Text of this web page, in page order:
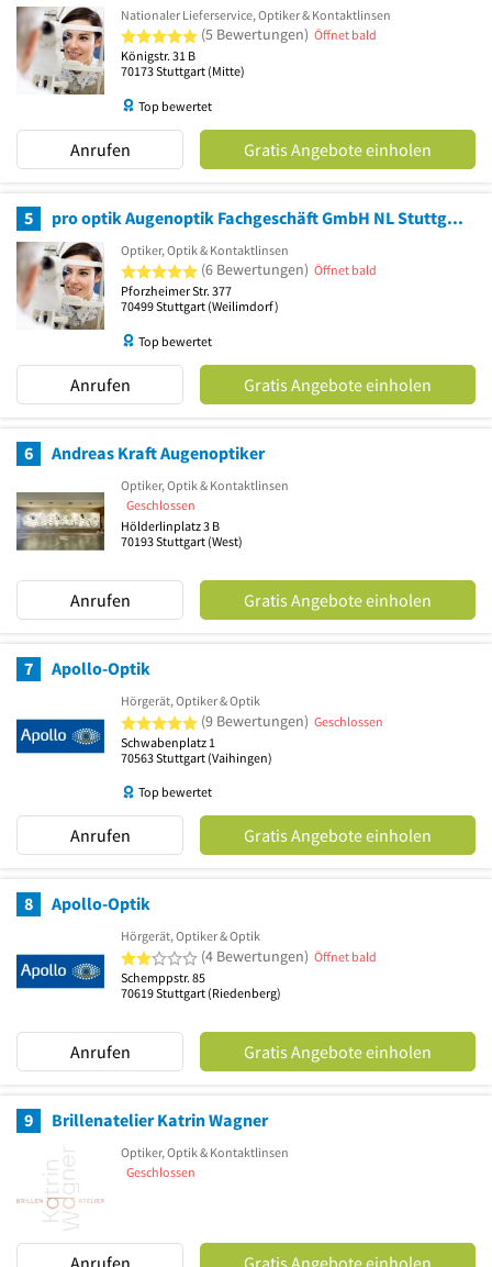
Nationaler Lieferservice, Optiker & Kontaktlinsen
5 von 5 Sternen
(5 Bewertungen) Öffnet bald
Königstr. 31 B
70173Stuttgart (Mitte)
Top bewertet
Anrufen Gratis Angebote einholen
5 pro optik Augenoptik Fachgeschäft GmbH NL Stuttgart-Weilimdorf
Optiker, Optik & Kontaktlinsen
5 von 5 Sternen
(6 Bewertungen) Öffnet bald
Pforzheimer Str. 377
70499Stuttgart (Weilimdorf)
Top bewertet
Anrufen Gratis Angebote einholen
6 Andreas Kraft Augenoptiker
Optiker, Optik & Kontaktlinsen
Geschlossen
Hölderlinplatz 3 B
70193Stuttgart (West)
Anrufen Gratis Angebote einholen
7 Apollo-Optik
Hörgerät, Optiker & Optik
5 von 5 Sternen
(9 Bewertungen) Geschlossen
Schwabenplatz 1
70563Stuttgart (Vaihingen)
Top bewertet
Anrufen Gratis Angebote einholen
8 Apollo-Optik
Hörgerät, Optiker & Optik
2 von 5 Sternen
(4 Bewertungen) Öffnet bald
Schemppstr. 85
70619Stuttgart (Riedenberg)
Anrufen Gratis Angebote einholen
9 Brillenatelier Katrin Wagner
Optiker, Optik & Kontaktlinsen
Geschlossen
Anrufen Gratis Angebote einholen